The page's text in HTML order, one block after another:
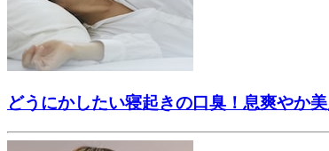
どうにかしたい寝起きの口臭！息爽やか